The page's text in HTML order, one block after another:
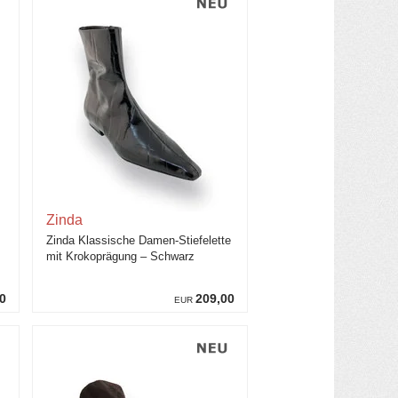
EUR 209,00
Zinda
Zinda Klassische Damen-Stiefelette
mit Krokoprägung – Schwarz